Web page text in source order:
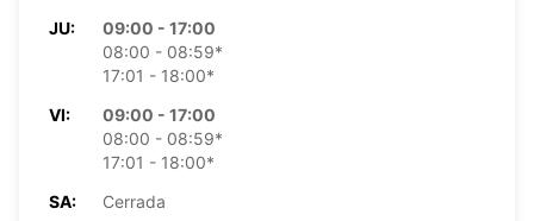
JU:
09:00 - 17:00
08:00 - 08:59*
17:01 - 18:00*
VI:
09:00 - 17:00
08:00 - 08:59*
17:01 - 18:00*
SA:
Cerrada